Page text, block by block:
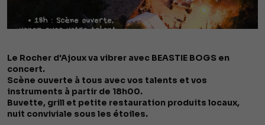
Le Rocher d'Ajoux va vibrer avec BEASTIE BOGS en
concert.
Scène ouverte à tous avec vos talents et vos
instruments à partir de 18h00.
Buvette, grill et petite restauration produits locaux,
nuit conviviale sous les étoiles.